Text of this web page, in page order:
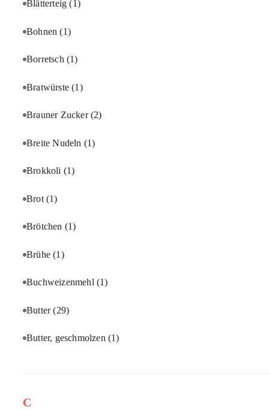
Blätterteig(1)
Bohnen(1)
Borretsch (1)
Bratwürste(1)
Brauner Zucker(2)
Breite Nudeln (1)
Brokkoli (1)
Brot (1)
Brötchen (1)
Brühe(1)
Buchweizenmehl (1)
Butter(29)
Butter, geschmolzen (1)
C